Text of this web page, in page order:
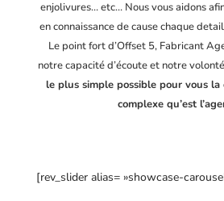
enjolivures… etc… Nous vous aidons
en connaissance de cause chaque
Le point fort d’Offset 5, Fabricant
notre capacité d’écoute et notre
le plus simple possible pour vous la
complexe qu’est
[rev_slider alias= »showcase-